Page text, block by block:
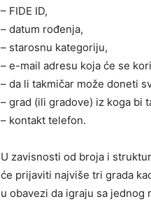
– FIDE ID,
– datum rođenja,
– starosnu kategoriju,
– e-mail adresu koja će se
– da li takmičar može doneti
– grad (ili gradove) iz koga bi
– kontakt telefon.
U zavisnosti od broja i
će prijaviti najviše tri grada
u obavezi da igraju sa jednog